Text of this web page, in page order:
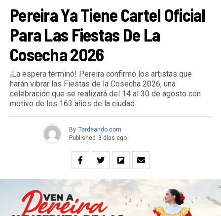
Pereira Ya Tiene Cartel Oficial
Para Las Fiestas De La
Cosecha 2026
¡La espera terminó! Pereira confirmó los artistas que
harán vibrar las Fiestas de la Cosecha 2026, una
celebración que se realizará del 14 al 30 de agosto con
motivo de los 163 años de la ciudad.
By Tardeando.com
Published 3 días ago